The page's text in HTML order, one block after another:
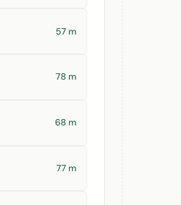
57 m
78 m
68 m
77 m